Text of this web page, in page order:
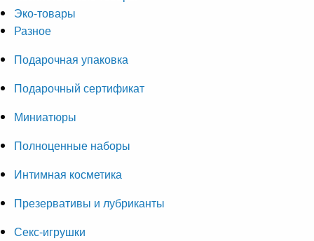
Эко-товары
Разное
Подарочная упаковка
Подарочный сертификат
Миниатюры
Полноценные наборы
Интимная косметика
Презервативы и лубриканты
Секс-игрушки